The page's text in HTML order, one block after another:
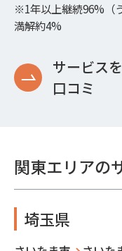
※1年以上継続96%（
満解約4%
サービス
口コミ
関東エリアの
埼玉県